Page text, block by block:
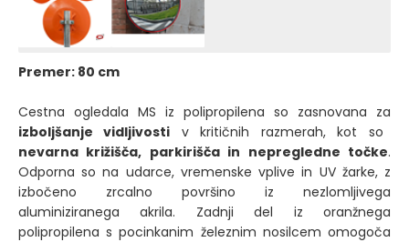
Premer: 80 cm
Cestna ogledala MS iz polipropilena so zasnovana za
izboljšanje vidljivosti v kritičnih razmerah, kot so
nevarna križišča, parkirišča in nepregledne točke.
Odporna so na udarce, vremenske vplive in UV žarke, z
izbočeno zrcalno površino iz nezlomljivega
aluminiziranega akrila. Zadnji del iz oranžnega
polipropilena s pocinkanim železnim nosilcem omogoča